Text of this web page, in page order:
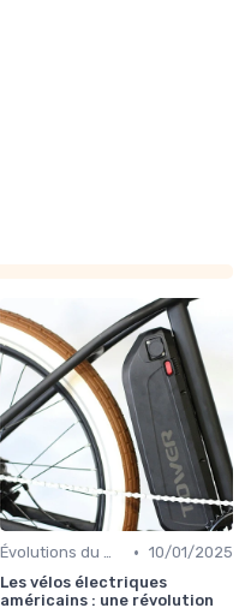
Évolutions du marché du vélo électrique • 10/01/2025
Les vélos électriques
américains : une révolution